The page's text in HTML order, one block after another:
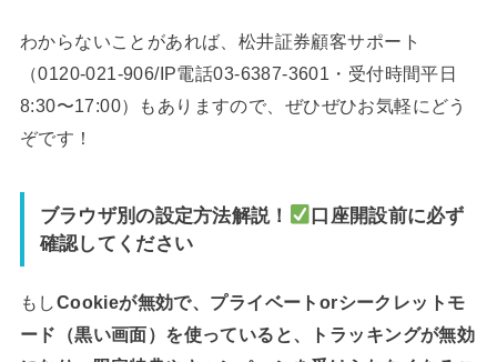
わからないことがあれば、松井証券顧客サポート
（0120-021-906/IP電話03-6387-3601・受付時間平日
8:30〜17:00）もありますので、ぜひぜひお気軽にどう
ぞです！
ブラウザ別の設定方法解説！
口座開設前に必ず
確認してください
もしCookieが無効で、プライベートorシークレットモ
ード（黒い画面）を使っていると、トラッキングが無効